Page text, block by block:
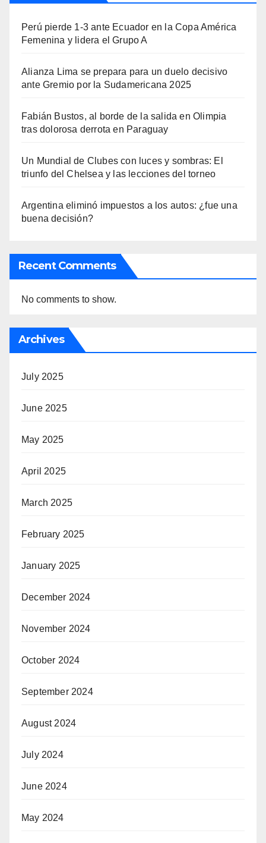
Perú pierde 1-3 ante Ecuador en la Copa América
Femenina y lidera el Grupo A
Alianza Lima se prepara para un duelo decisivo
ante Gremio por la Sudamericana 2025
Fabián Bustos, al borde de la salida en Olimpia
tras dolorosa derrota en Paraguay
Un Mundial de Clubes con luces y sombras: El
triunfo del Chelsea y las lecciones del torneo
Argentina eliminó impuestos a los autos: ¿fue una
buena decisión?
Recent Comments
No comments to show.
Archives
July 2025
June 2025
May 2025
April 2025
March 2025
February 2025
January 2025
December 2024
November 2024
October 2024
September 2024
August 2024
July 2024
June 2024
May 2024